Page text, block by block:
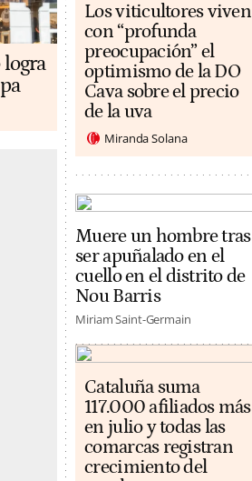
Los viticultores viven
con “profunda
preocupación” el
optimismo de la DO
Cava sobre el precio
de la uva
Miranda Solana
Muere un hombre tras
ser apuñalado en el
cuello en el distrito de
Nou Barris
Miriam Saint-Germain
Cataluña suma
117.000 afiliados más
en julio y todas las
comarcas registran
crecimiento del